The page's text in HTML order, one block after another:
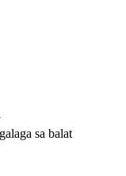
sa balat